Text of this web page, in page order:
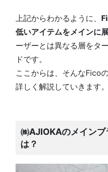
上記からわかるように、
低いアイテムをメインに
ーザーとは異なる層をタ
ドです。
ここからは、そんなFico
詳しく解説していきます。
㈱AJIOKAのメイン
は？